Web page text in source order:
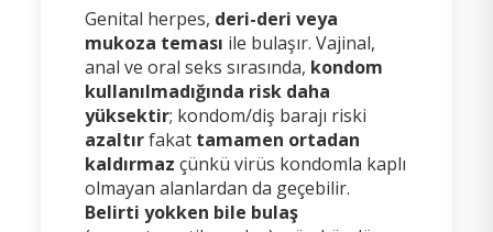
Genital herpes, deri-deri veya
mukoza teması ile bulaşır. Vajinal,
anal ve oral seks sırasında, kondom
kullanılmadığında risk daha
yüksektir; kondom/diş barajı riski
azaltırfakat tamamen ortadan
kaldırmaz çünkü virüs kondomla kaplı
olmayan alanlardan da geçebilir.
Belirti yokken bile bulaş